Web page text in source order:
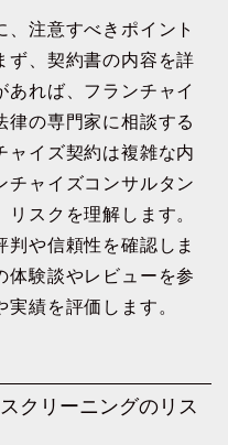
、注意すべきポイント
ず、契約書の内容を詳
あれば、フランチャイ
律の専門家に相談する
ャイズ契約は複雑な内
チャイズコンサルタン
リスクを理解します。
判や信頼性を確認しま
体験談やレビューを参
績を評価します。
クリーニングのリス